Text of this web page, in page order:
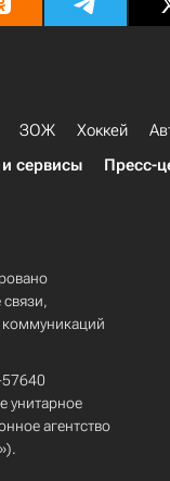
ЗОЖ Хоккей
сервисы Пресс-
унитарное
агентство